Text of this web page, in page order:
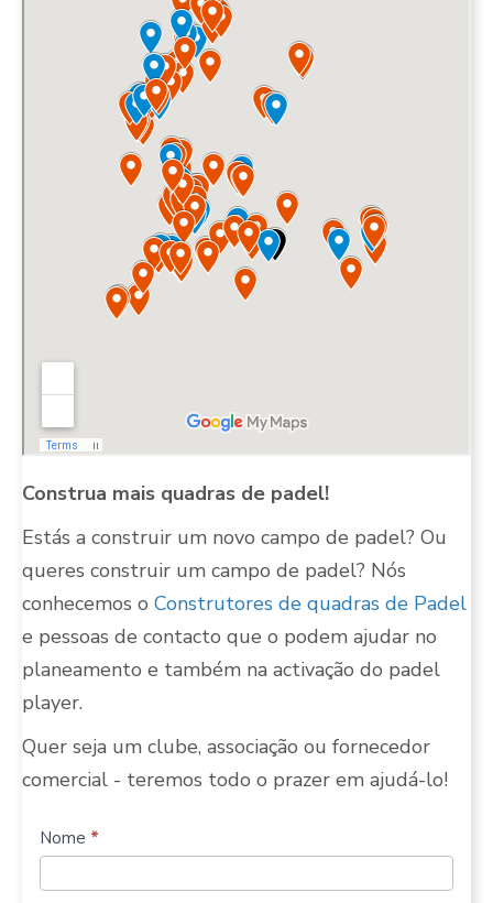
Construa mais quadras de padel!
Estás a construir um novo campo de padel? Ou
queres construir um campo de padel? Nós
conhecemos o Construtores de quadras de Padel
e pessoas de contacto que o podem ajudar no
planeamento e também na activação do padel
player.
Quer seja um clube, associação ou fornecedor
comercial - teremos todo o prazer em ajudá-lo!
Construir
mais
Nome *